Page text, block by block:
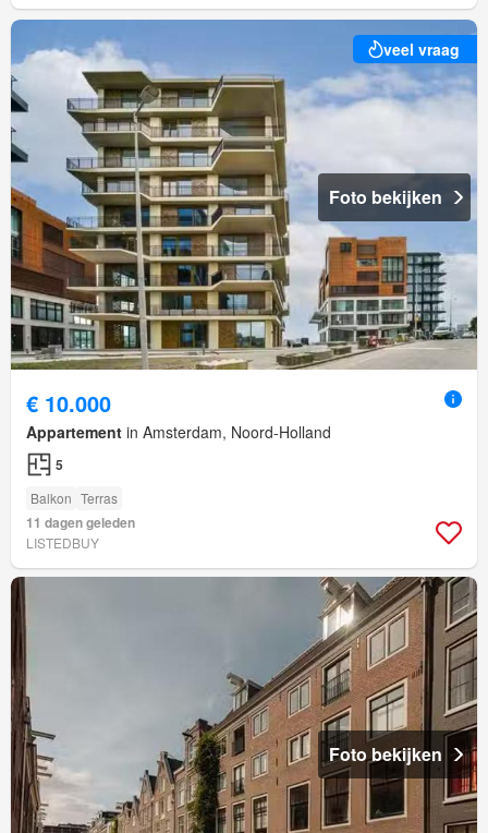
veel vraag
Foto bekijken
€ 10.000
Appartement in Amsterdam, Noord-Holland
5
Balkon Terras
11 dagen geleden
LISTEDBUY
Foto bekijken